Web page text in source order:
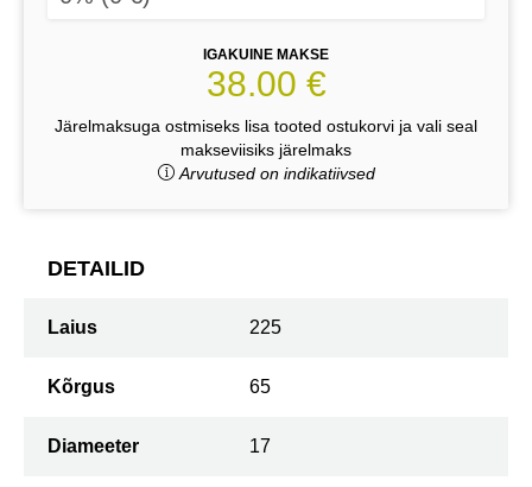
IGAKUINE MAKSE
38.00 €
Järelmaksuga ostmiseks lisa tooted ostukorvi ja vali seal
makseviisiks järelmaks
Arvutused on indikatiivsed
DETAILID
Laius 225
Kõrgus 65
Diameeter 17